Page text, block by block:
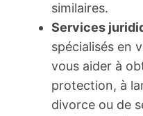
similaires.
Services
spécialisés en
vous aider à
protection, à
divorce ou de